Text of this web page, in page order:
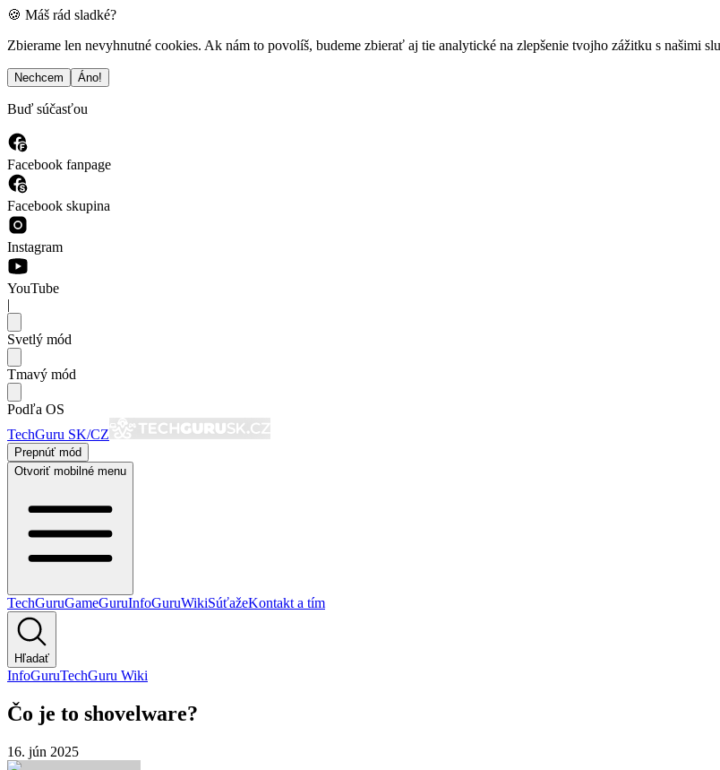
🍪 Máš rád sladké?
Zbierame len nevyhnutné cookies. Ak nám to povolíš, budeme zbierať aj tie analytické na zlepšenie tvojho zážitku s našimi
Nechcem Áno!
Buď súčasťou
Facebook fanpage
Facebook skupina
Instagram
YouTube
|
Svetlý mód
Tmavý mód
Podľa OS
TechGuru SK/CZ
Prepnúť mód
Otvoriť mobilné menu
TechGuruGameGuruInfoGuruWikiSúťažeKontakt a tím
Hľadať
InfoGuruTechGuru Wiki
Čo je to shovelware?
16. jún 2025